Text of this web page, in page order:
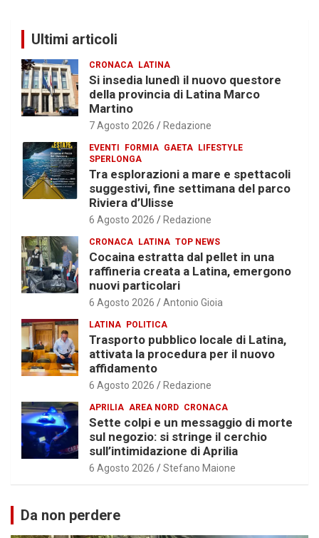
Ultimi articoli
CRONACA LATINA
Si insedia lunedì il nuovo questore
della provincia di Latina Marco
Martino
7 Agosto 2026 Redazione
EVENTI FORMIA GAETA LIFESTYLE
SPERLONGA
Tra esplorazioni a mare e spettacoli
suggestivi, fine settimana del parco
Riviera d’Ulisse
6 Agosto 2026 Redazione
CRONACA LATINA TOP NEWS
Cocaina estratta dal pellet in una
raffineria creata a Latina, emergono
nuovi particolari
6 Agosto 2026 Antonio Gioia
LATINA POLITICA
Trasporto pubblico locale di Latina,
attivata la procedura per il nuovo
affidamento
6 Agosto 2026 Redazione
APRILIA AREA NORD CRONACA
Sette colpi e un messaggio di morte
sul negozio: si stringe il cerchio
sull’intimidazione di Aprilia
6 Agosto 2026 Stefano Maione
Da non perdere